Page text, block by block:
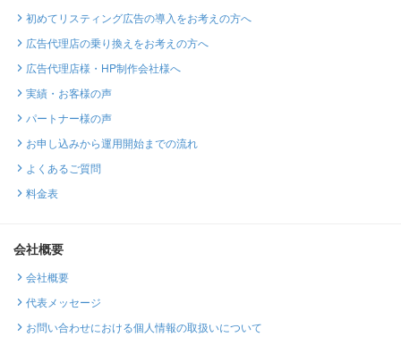
初めてリスティング広告の導入をお考えの方へ
広告代理店の乗り換えをお考えの方へ
広告代理店様・HP制作会社様へ
実績・お客様の声
パートナー様の声
お申し込みから運用開始までの流れ
よくあるご質問
料金表
会社概要
会社概要
代表メッセージ
お問い合わせにおける個人情報の取扱いについて